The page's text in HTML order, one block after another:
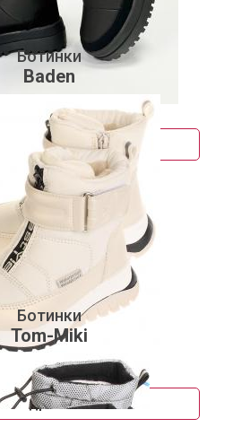
Ботинки
Baden
3 661 руб.
Подробнее
Ботинки
Tom-Miki
2 183 руб.
Подробнее